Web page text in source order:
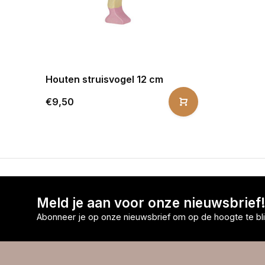
Houten struisvogel 12 cm
€9,50
Meld je aan voor onze nieuwsbrief!
Abonneer je op onze nieuwsbrief om op de hoogte te